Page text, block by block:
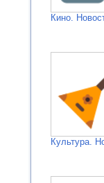
Кино.
Культура.